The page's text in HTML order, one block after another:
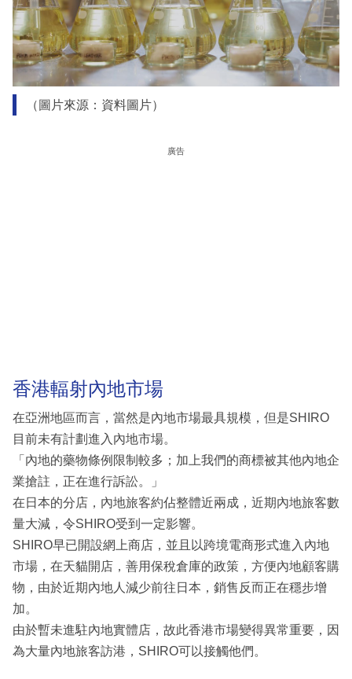
（圖片來源：資料圖片）
廣告
香港輻射內地市場
在亞洲地區而言，當然是內地市場最具規模，但是SHIRO
目前未有計劃進入內地市場。
「內地的藥物條例限制較多；加上我們的商標被其他內地企
業搶註，正在進行訴訟。」
在日本的分店，內地旅客約佔整體近兩成，近期內地旅客數
量大減，令SHIRO受到一定影響。
SHIRO早已開設網上商店，並且以跨境電商形式進入內地
市場，在天貓開店，善用保稅倉庫的政策，方便內地顧客購
物，由於近期內地人減少前往日本，銷售反而正在穩步增
加。
由於暫未進駐內地實體店，故此香港市場變得異常重要，因
為大量內地旅客訪港，SHIRO可以接觸他們。